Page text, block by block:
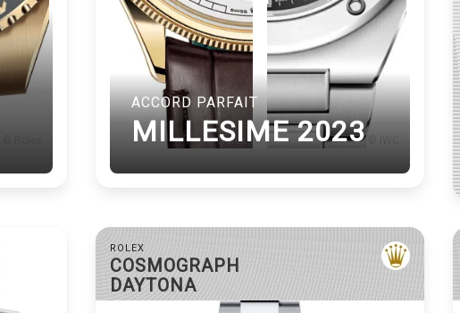
© Rolex
ACCORD PARFAIT
MILLESIME 2023
ROLEX
COSMOGRAPH
DAYTONA